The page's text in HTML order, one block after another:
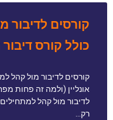
קורסים לדיבור
כולל קורס
קורסים לדיבור מול קהל
אונליין (ולמה זה פחות
לדיבור מול קהל
רק…